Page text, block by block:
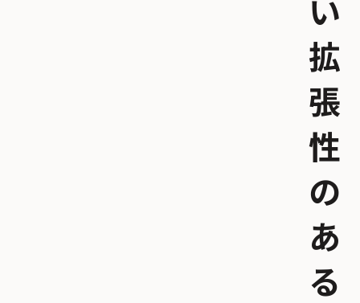
い
拡
張
性
の
あ
る